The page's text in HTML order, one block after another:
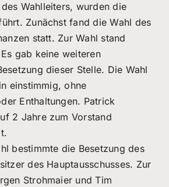
Wahlleiters, wurden die
Zunächst fand die Wahl des
statt. Zur Wahl stand
gab keine weiteren
dieser Stelle. Die Wahl
einstimmig, ohne
Enthaltungen. Patrick
2 Jahre zum Vorstand
bestimmte die Besetzung des
des Hauptausschusses. Zur
Strohmaier und Tim